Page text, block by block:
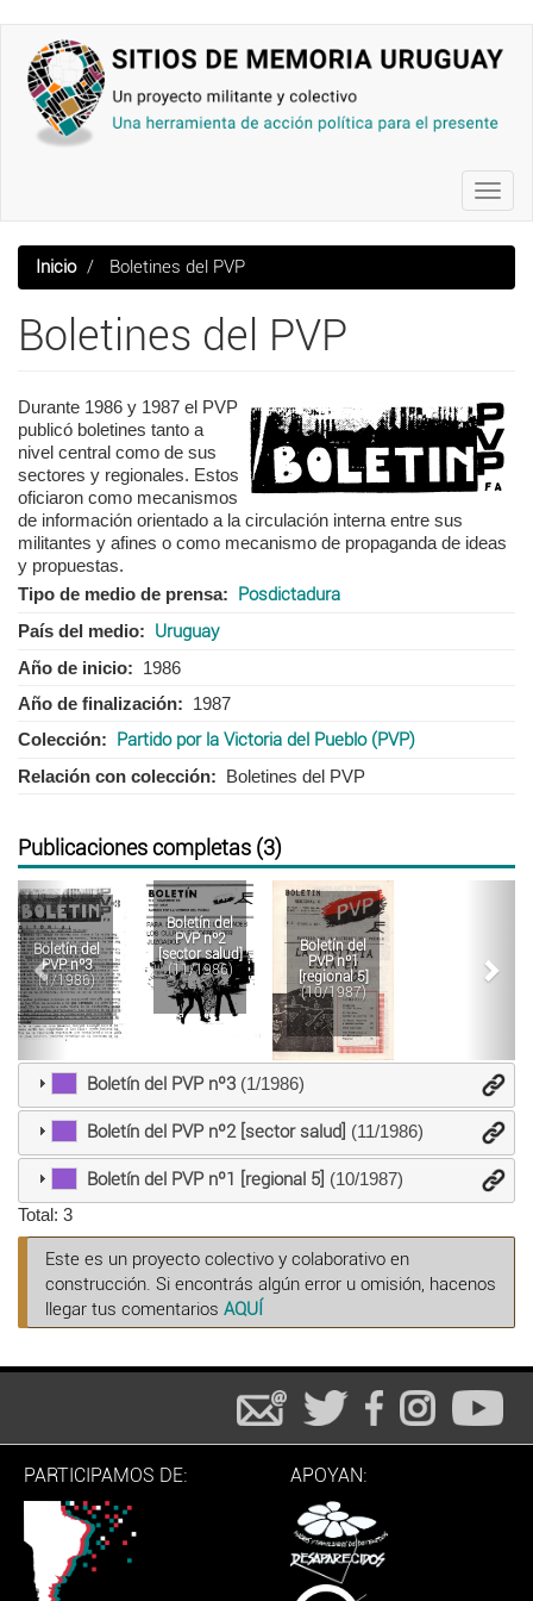
contenido
principal
Inicio Boletines del PVP
Boletines del PVP
Durante 1986 y 1987 el PVP
publicó boletines tanto a
nivel central como de sus
sectores y regionales. Estos
oficiaron como mecanismos
de información orientado a la circulación interna entre sus
militantes y afines o como mecanismo de propaganda de ideas
y propuestas.
Tipo de medio de prensa
Posdictadura
País del medio Uruguay
Año de inicio
1986
Año de finalización
1987
Colección
Partido por la Victoria del Pueblo (PVP)
Relación con colección Boletines del PVP
Publicaciones completas (3)
Boletín del
PVP nº3
(1/1986)
Boletín del
PVP nº2
[sector salud]
(11/1986)
Boletín del
PVP nº1
[regional 5]
(10/1987)
Anterior
Boletín del PVP nº3(1/1986)
Boletín del PVP nº2 [sector salud] (11/1986)
Boletín del PVP nº1 [regional 5] (10/1987)
Total: 3
Este es un proyecto colectivo y colaborativo en
construcción. Si encontrás algún error u omisión, hacenos
llegar tus comentarios AQUÍ
PARTICIPAMOS DE: APOYAN: